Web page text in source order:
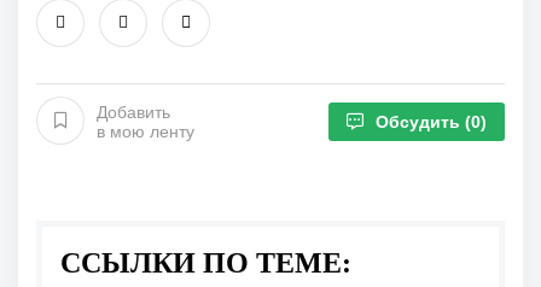
Добавить
в мою ленту
Обсудить (0)
ССЫЛКИ ПО ТЕМЕ: